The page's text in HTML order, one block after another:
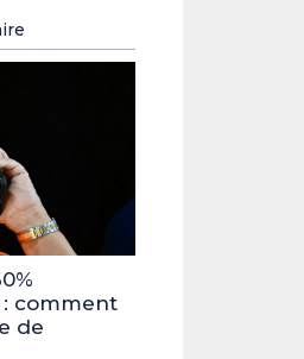
: comment
de